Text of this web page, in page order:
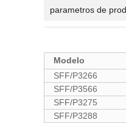
parametros de
Modelo
SFF/P3266
SFF/P3566
SFF/P3275
SFF/P3288